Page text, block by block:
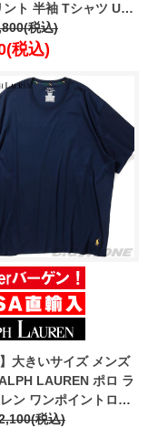
ト 半袖 Tシャツ USA
390
税込)
税込)
大きいサイズ メンズ
LAUREN ポロ ラ
ン ワンポイントロゴ
ツ USA直輸入 plctcr
税込)